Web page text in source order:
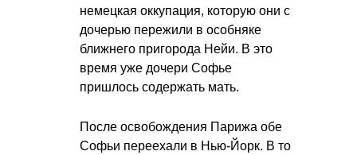
немецкая оккупация, которую они с
дочерью пережили в особняке
ближнего пригорода Нейи. В это
время уже дочери Софье
пришлось содержать мать.
После освобождения Парижа обе
Софьи переехали в Нью-Йорк. В то